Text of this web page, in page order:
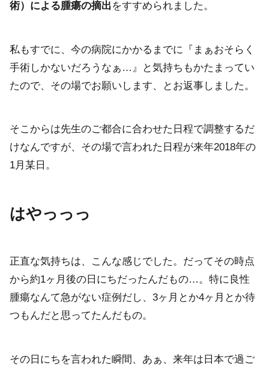
術）による腫瘍の摘出 をすすめられました。
私もすでに、今の病院にかかるまでに『まぁおそらく
手術しかないだろうなぁ…』と気持ちもかたまってい
たので、その場でお願いします、とお返事しました。
そこからは先生のご都合に合わせた日程で調整するだ
けなんですが、その場で言われた日程が来年2018年の
1月某日。
はやっっっ
正直な気持ちは、こんな感じでした。だってその時点
から約1ヶ月後の日にちだったんだもの…。特に良性
腫瘍なんて急がない症例だし、3ヶ月とか4ヶ月とか待
つもんだと思ってたんだもの。
その日にちを言われた瞬間、あぁ、来年は日本で過ご